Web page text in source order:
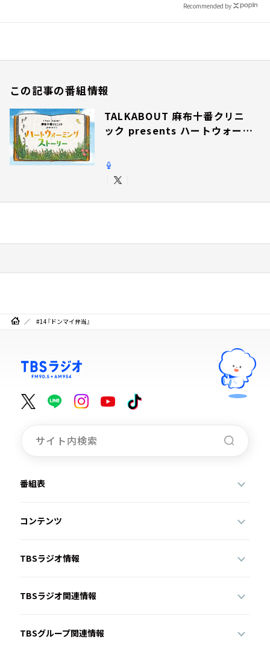
Recommended by
この記事の番組情報
TALKABOUT 麻布十番クリニ
ック presents ハートウォーミ
#14『ドンマイ弁当』
番組表
コンテンツ
TBSラジオ情報
TBSラジオ関連情報
TBSグループ関連情報